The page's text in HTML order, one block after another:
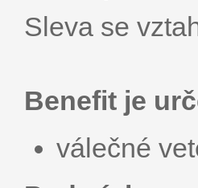
Sleva se
Benefit je
válečné